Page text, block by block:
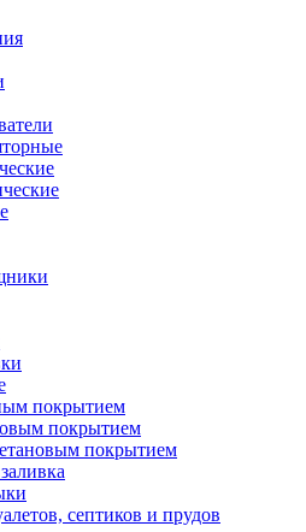
покрытием
покрытием
покрытием
септиков и прудов